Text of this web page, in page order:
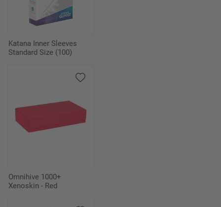
Katana Inner Sleeves
Standard Size (100)
Omnihive 1000+
Xenoskin - Red